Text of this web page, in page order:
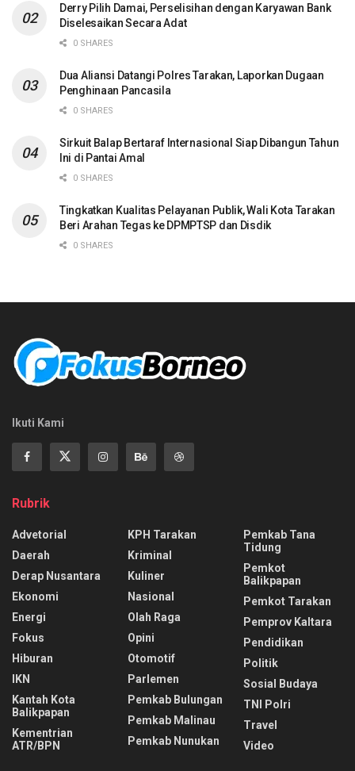
Derry Pilih Damai, Perselisihan dengan Karyawan Bank
Diselesaikan Secara Adat
0 SHARES
Dua Aliansi Datangi Polres Tarakan, Laporkan Dugaan
Penghinaan Pancasila
0 SHARES
Sirkuit Balap Bertaraf Internasional Siap Dibangun Tahun
Ini di Pantai Amal
0 SHARES
Tingkatkan Kualitas Pelayanan Publik, Wali Kota Tarakan
Beri Arahan Tegas ke DPMPTSP dan Disdik
0 SHARES
Ikuti Kami
Rubrik
Advetorial
Daerah
Derap Nusantara
Ekonomi
Energi
Fokus
Hiburan
IKN
Kantah Kota
Balikpapan
Kementrian
ATR/BPN
KPH Tarakan
Kriminal
Kuliner
Nasional
Olah Raga
Opini
Otomotif
Parlemen
Pemkab Bulungan
Pemkab Malinau
Pemkab Nunukan
Pemkab Tana
Tidung
Pemkot
Balikpapan
Pemkot Tarakan
Pemprov Kaltara
Pendidikan
Politik
Sosial Budaya
TNI Polri
Travel
Video